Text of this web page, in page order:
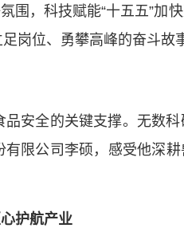
人民团体，成为科技创
发展服务、为提高全民
周围，弘扬科学家精神
类命运共同体作出更大
，科技赋能“十五五”加
岗位、勇攀高峰的奋斗故
安全的关键支撑。无数
限公司李硕，感受他深
护航产业